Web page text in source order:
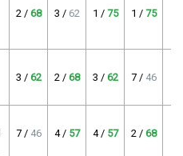
2 / 68 3 / 62 1 / 75 1 / 75
3 / 62 2 / 68 3 / 62 7 / 46
7 / 46 4 / 57 4 / 57 2 / 68